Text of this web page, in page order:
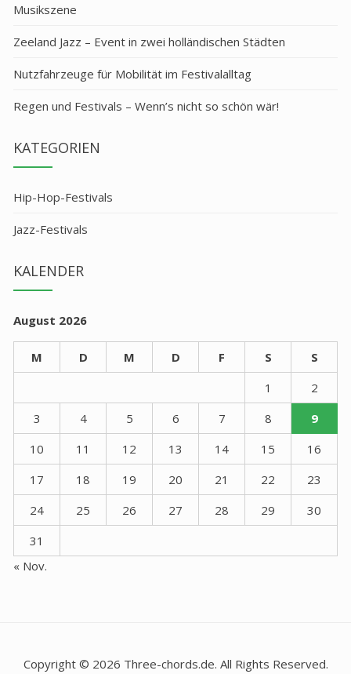
Musikszene
Zeeland Jazz – Event in zwei holländischen Städten
Nutzfahrzeuge für Mobilität im Festivalalltag
Regen und Festivals – Wenn’s nicht so schön wär!
KATEGORIEN
Hip-Hop-Festivals
Jazz-Festivals
KALENDER
August 2026
M D M D F S
S
1
2
3
4 5 6 7 8
9
10
11 12 13 14 15
16
17
18 19 20 21 22
23
24
25 26 27 28 29
30
31
« Nov.
Copyright © 2026 Three-chords.de. All Rights Reserved.